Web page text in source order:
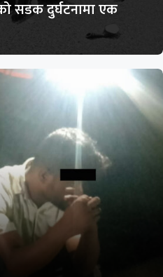
सडक दुर्घटनामा एक